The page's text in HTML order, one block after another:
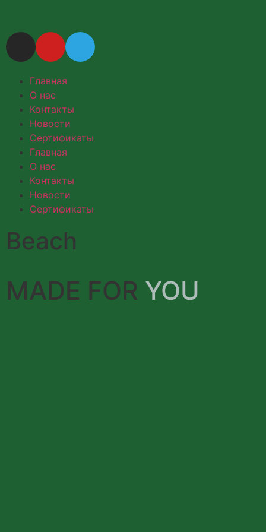
Главная
О нас
Контакты
Новости
Сертификаты
Главная
О нас
Контакты
Новости
Сертификаты
Beach
MADE FOR ​ YOU